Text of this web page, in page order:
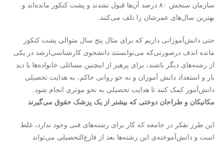
سازمان سنجش ۸۰ درصد آن‌ها قبول نشدند و پشت کنکور مانده‌اند و
بهترین سال‌های عمرشان را تلف می‌کنند.
حتی دانش‌آموزانی داریم که برای مثال پنج سال متوالی پشت کنکور
مانده اندف درصورتی‌که می‌توانستند دانشجوی کارشناسی‌ارشد در یکی
از رشته‌های دیگر باشند، برای پرهیز از اینچنین مسائلی خانواده‌ها با دید
باز و استعداد دانش آموزان و نه جو روانی حاکم، به هدایت تحصیلی
دانش‌آموز کمک کنند تا هدایت تحصیلی به نحو موثری انجام شود.
مکانیکان و طراحان دوختی که بیشتر از یک پزشک حقوق می‌گیرند
این طرز تفکر در جامعه که کار برای رشته‌های فنی وجود ندارد، غلط
است و دانش‌آموخته‌ی این رشته‌ها بعد از فارغ‌التحصیلی می‌تواند